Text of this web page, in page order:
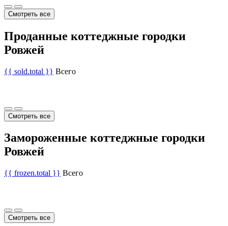
Смотреть все
Проданные коттеджные городки
Ровжей
{{ sold.total }} Всего
Смотреть все
Замороженные коттеджные городки
Ровжей
{{ frozen.total }} Всего
Смотреть все